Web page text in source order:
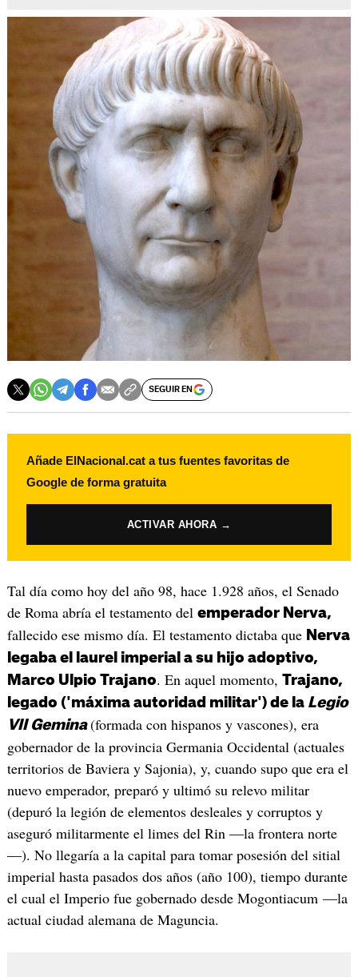
SEGUIR EN
Añade ElNacional.cat a tus fuentes favoritas de
Google de forma gratuita
ACTIVAR AHORA →
Tal día como hoy del año 98, hace 1.928 años, el Senado
de Roma abría el testamento del emperador Nerva,
fallecido ese mismo día. El testamento dictaba que Nerva
legaba el laurel imperial a su hijo adoptivo,
Marco Ulpio Trajano. En aquel momento, Trajano,
legado ('máxima autoridad militar') de la Legio
VII Gemina (formada con hispanos y vascones), era
gobernador de la provincia Germania Occidental (actuales
territorios de Baviera y Sajonia), y, cuando supo que era el
nuevo emperador, preparó y ultimó su relevo militar
(depuró la legión de elementos desleales y corruptos y
aseguró militarmente el limes del Rin —la frontera norte
—). No llegaría a la capital para tomar posesión del sitial
imperial hasta pasados dos años (año 100), tiempo durante
el cual el Imperio fue gobernado desde Mogontiacum —la
actual ciudad alemana de Maguncia.